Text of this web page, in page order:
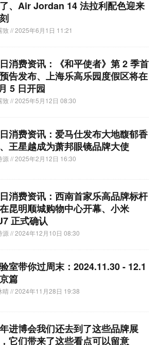
、Air Jordan 14 法拉利配色迎来
致// 2025年6月1日 11:21
消费资讯：《和平使者》第 2 季首
告发布、上海乐高乐园度假区将在
5 日开园
致// 2025年5月12日 08:30
消费资讯：爱马仕发布大地馥郁香
王星越成为萧邦眼镜品牌大使
源 // 2025年2月12日 16:30
消费资讯：西南首家乐高品牌标杆
昆明顺城购物中心开幕、小米
正式确认
源 // 2024年12月10日 08:30
室带你过周末：2024.11.30 - 12.1
篇
晴// 2024年11月28日 19:38
进博会我们还去到了这些品牌展
它们带来了这些看点可以留意